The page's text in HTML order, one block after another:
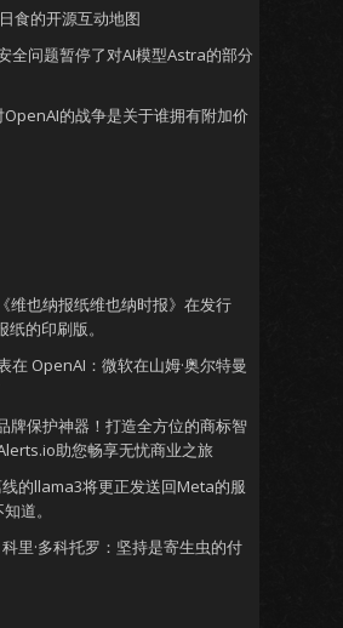
食的开源互动地图
全问题暂停了对AI模型Astra的部分
的战争是关于谁拥有附加价
《维也纳报纸维也纳时报》在发行
的印刷版。
在 OpenAI：微软在山姆·奥尔特曼
牌保护神器！打造全方位的商标智
助您畅享无忧商业之旅
的llama3将更正发送回Meta的服
道。
科里·多科托罗：坚持是寄生虫的付